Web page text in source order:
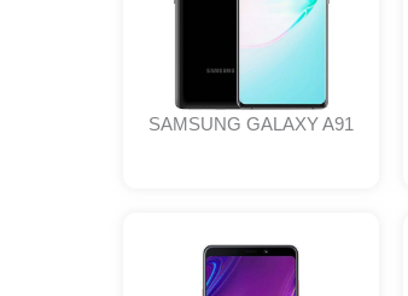
SAMSUNG GALAXY A91